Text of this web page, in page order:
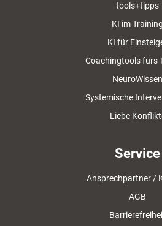
tools+tipps
KI im Training
KI für
Coachingtools fürs
NeuroWissen
Systemische
Liebe
Service
Ansprechpartner /
AGB